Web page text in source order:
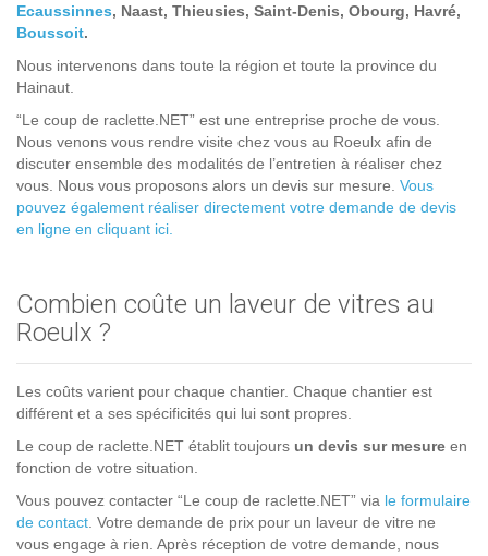
Ecaussinnes, Naast, Thieusies, Saint-Denis, Obourg, Havré,
Boussoit.
Nous intervenons dans toute la région et toute la province du
Hainaut.
“Le coup de raclette.NET” est une entreprise proche de vous.
Nous venons vous rendre visite chez vous au Roeulx afin de
discuter ensemble des modalités de l’entretien à réaliser chez
vous. Nous vous proposons alors un devis sur mesure. Vous
pouvez également réaliser directement votre demande de devis
en ligne en cliquant ici.
Combien coûte un laveur de vitres au
Roeulx ?
Les coûts varient pour chaque chantier. Chaque chantier est
différent et a ses spécificités qui lui sont propres.
Le coup de raclette.NET établit toujours un devis sur mesure en
fonction de votre situation.
Vous pouvez contacter “Le coup de raclette.NET” via le formulaire
de contact. Votre demande de prix pour un laveur de vitre ne
vous engage à rien. Après réception de votre demande, nous